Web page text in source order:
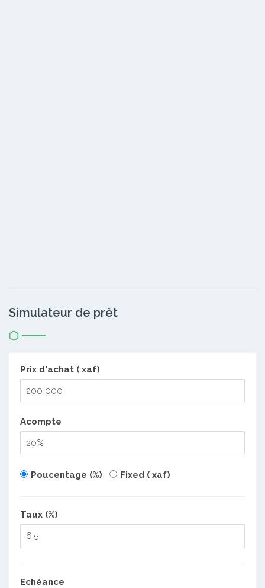
Simulateur de prêt
Prix d'achat ( xaf)
Acompte
Poucentage (%) Fixed ( xaf)
Taux (%)
Echéance